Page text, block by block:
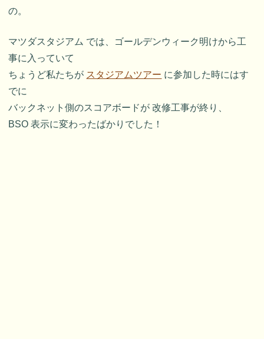
の。
マツダスタジアム では、ゴールデンウィーク明けから工
事に入っていて
ちょうど私たちが スタジアムツアー に参加した時にはす
でに
バックネット側のスコアボードが 改修工事が終り、
BSO 表示に変わったばかりでした！